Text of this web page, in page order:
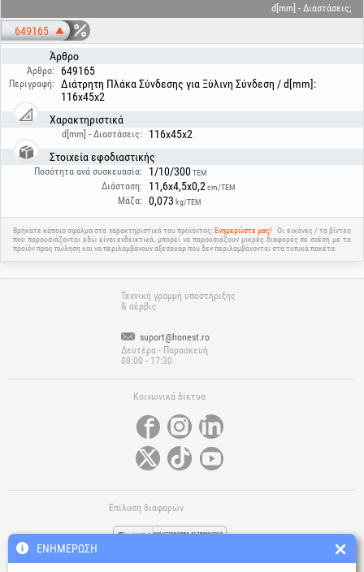
d[mm] - Διαστάσεις;
649165
Άρθρο
Άρθρο: 649165
Περιγραφή:
Διάτρητη Πλάκα Σύνδεσης για Ξύλινη Σύνδεση / d[mm]:
116x45x2
Χαρακτηριστικά
d[mm] - Διαστάσεις:
116x45x2
Στοιχεία εφοδιαστικής
Ποσότητα ανά συσκευασία: 1/10/300ΤΕΜ
Διάσταση: 11,6x4,5x0,2 cm/ΤΕΜ
Μάζα: 0,073 kg/ΤΕΜ
Βρήκατε κάποιο σφάλμα στα χαρακτηριστικά του προϊόντος;Ενημερώστε μας!
Οι εικόνες / τα βίντεο
που παρουσιάζονται εδώ είναι ενδεικτικά, μπορεί να παρουσιάζουν μικρές διαφορές σε σχέση με το
προϊόν προς πώληση και να περιλαμβάνουν αξεσουάρ που δεν περιλαμβάνονται στα τυπικά πακέτα.
Τεχνική γραμμή υποστήριξης
& σέρβις
suport@honest.ro
Δευτέρα - Παρασκευή
08:00 - 17:30
Κοινωνικά δίκτυα
Επίλυση διαφορών
ΕΝΗΜΈΡΩΣΗ